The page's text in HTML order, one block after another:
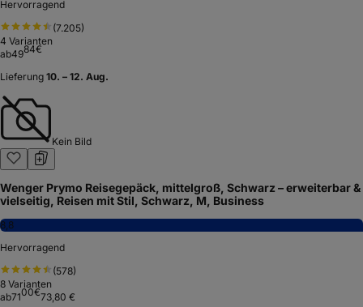
Hervorragend
(7.205)
4 Varianten
ab4984€
Lieferung 10. – 12. Aug.
Kein Bild
Wenger Prymo Reisegepäck, mittelgroß, Schwarz – erweiterbar &
vielseitig, Reisen mit Stil, Schwarz, M, Business
8,8
Hervorragend
(578)
8 Varianten
ab7100€73,80 €